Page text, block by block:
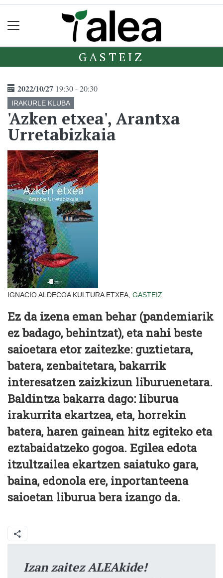
GASTEIZ
2022/10/27 19:30 - 20:30
IRAKURLE KLUBA
'Azken etxea', Arantxa
Urretabizkaia
IGNACIO ALDECOA KULTURA ETXEA, GASTEIZ
Ez da izena eman behar (pandemiarik
ez badago, behintzat), eta nahi beste
saioetara etor zaitezke: guztietara,
batera, zenbaitetara, bakarrik
interesatzen zaizkizun liburuenetara.
Baldintza bakarra dago: liburua
irakurrita ekartzea, eta, horrekin
batera, haren gainean hitz egiteko eta
eztabaidatzeko gogoa. Egilea edota
itzultzailea ekartzen saiatuko gara,
baina, edonola ere, inportanteena
saioetan liburua bera izango da.
Izan zaitez ALEAkide!